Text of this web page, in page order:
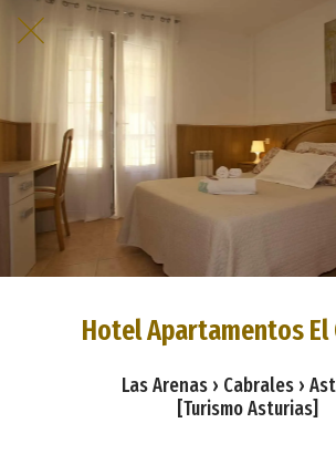
Hotel Apartamentos El
Las Arenas › Cabrales ›
[Turismo Asturias]